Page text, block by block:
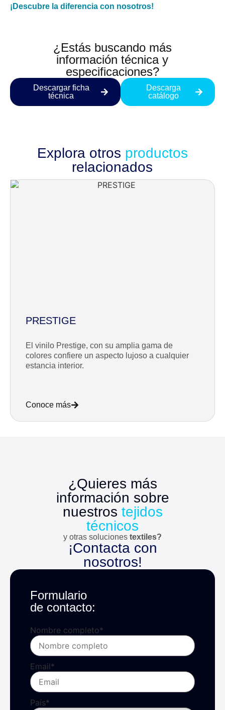
¡Descubre la diferencia con nosotros!
¿Estás buscando más
información técnica y
especificaciones?
Descargar ficha
técnica
Descarga
catálogo
Explora otros productos
relacionados
PRESTIGE
El vinilo Prestige, con su amplia gama de
colores confiere un aspecto lujoso a cualquier
estancia interior.
Conoce más
¿Quieres más
información sobre
nuestros tejidos
técnicos
y otras soluciones textiles?
¡Contacta con
nosotros!
Formulario
de contacto:
Nombre completo*
Email*
País*